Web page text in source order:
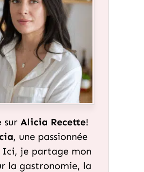
sur Alicia Recette!
, une passionnée
Ici, je partage mon
la gastronomie, la